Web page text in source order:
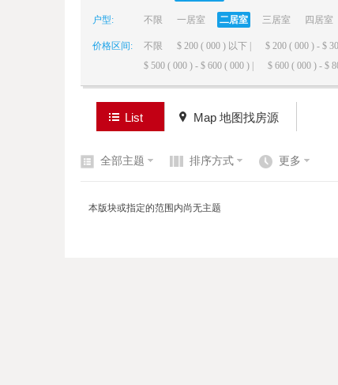
户型: 不限 一居室 二居室 三居室 四居室
价格区间: 不限 $ 200 ( 000 ) 以下 | $ 200 ( 000 ) - $
$ 500 ( 000 ) - $ 600 ( 000 ) |
$ 600 ( 000 ) - $
List Map 地图找房源
全部主题 排序方式 更多
本版块或指定的范围内尚无主题